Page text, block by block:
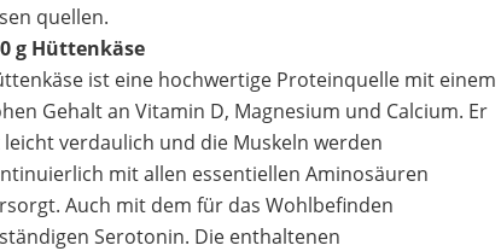
quellen.
g Hüttenkäse
ist eine hochwertige Proteinquelle mit einem
Gehalt an Vitamin D, Magnesium und Calcium. Er
leicht verdaulich und die Muskeln werden
mit allen essentiellen Aminosäuren
Auch mit dem für das Wohlbefinden
Serotonin. Die enthaltenen